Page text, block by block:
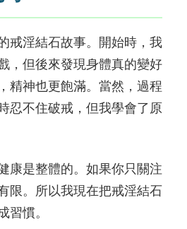
戒淫結石故事。開始時，我
，但後來發現身體真的變好
精神也更飽滿。當然，過程
忍不住破戒，但我學會了原
康是整體的。如果你只關注
限。所以我現在把戒淫結石
習慣。